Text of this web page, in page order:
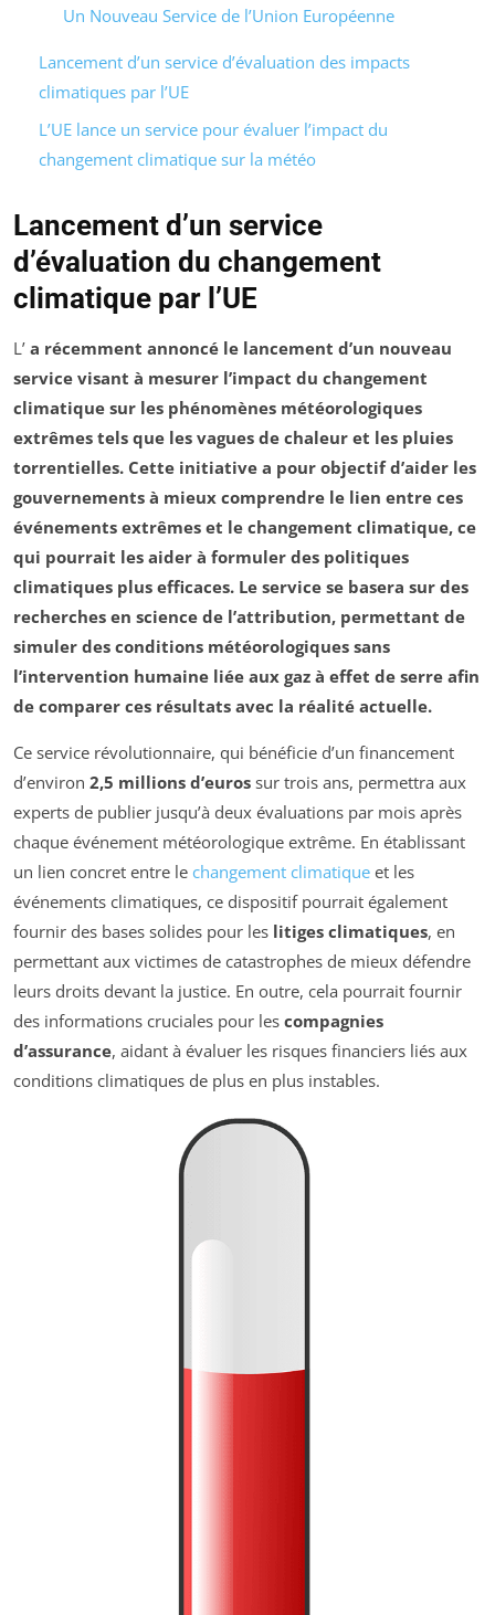
Un Nouveau Service de l’Union Européenne
Lancement d’un service d’évaluation des impacts
climatiques par l’UE
L’UE lance un service pour évaluer l’impact du
changement climatique sur la météo
Lancement d’un service
d’évaluation du changement
climatique par l’UE
L’ a récemment annoncé le lancement d’un nouveau
service visant à mesurer l’impact du changement
climatique sur les phénomènes météorologiques
extrêmes tels que les vagues de chaleur et les pluies
torrentielles. Cette initiative a pour objectif d’aider les
gouvernements à mieux comprendre le lien entre ces
événements extrêmes et le changement climatique, ce
qui pourrait les aider à formuler des politiques
climatiques plus efficaces. Le service se basera sur des
recherches en science de l’attribution, permettant de
simuler des conditions météorologiques sans
l’intervention humaine liée aux gaz à effet de serre afin
de comparer ces résultats avec la réalité actuelle.
Ce service révolutionnaire, qui bénéficie d’un financement
d’environ 2,5 millions d’euros sur trois ans, permettra aux
experts de publier jusqu’à deux évaluations par mois après
chaque événement météorologique extrême. En établissant
un lien concret entre le changement climatique et les
événements climatiques, ce dispositif pourrait également
fournir des bases solides pour les litiges climatiques, en
permettant aux victimes de catastrophes de mieux défendre
leurs droits devant la justice. En outre, cela pourrait fournir
des informations cruciales pour les compagnies
d’assurance, aidant à évaluer les risques financiers liés aux
conditions climatiques de plus en plus instables.